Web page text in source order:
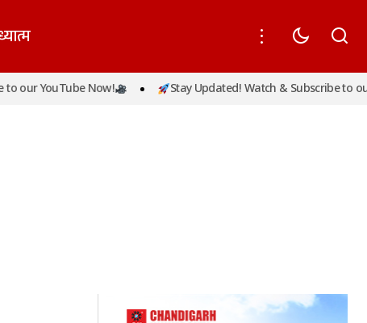
our YouTube Now! Stay Updated! Watch & Subscribe to our